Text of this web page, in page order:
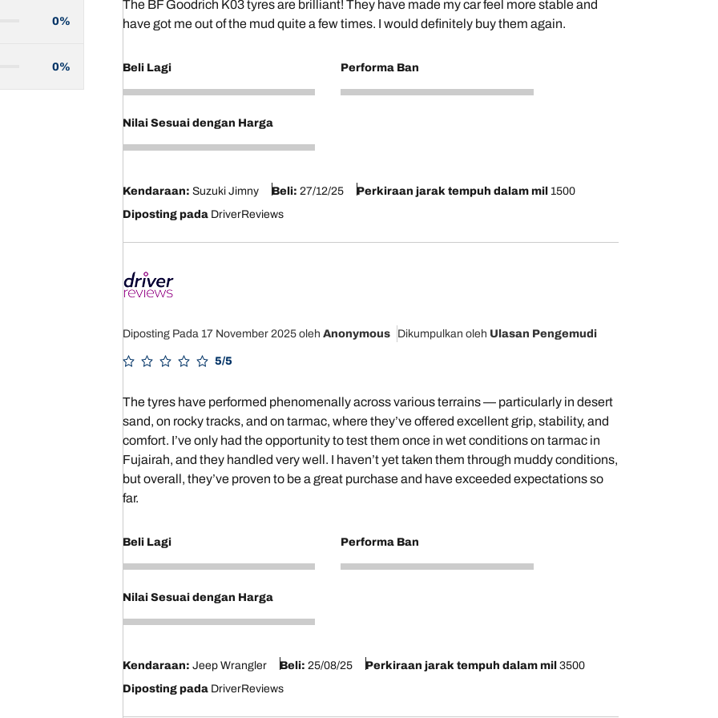
0%
0%
The BF Goodrich K03 tyres are brilliant! They have made my car feel more stable and
have got me out of the mud quite a few times. I would definitely buy them again.
Beli Lagi
5
Performa Ban
4
Nilai Sesuai dengan Harga
4
Kendaraan: Suzuki Jimny Beli: 27/12/25 Perkiraan jarak tempuh dalam mil 1500
Diposting padaDriverReviews
Diposting Pada 17 November 2025 oleh Anonymous Dikumpulkan oleh Ulasan Pengemudi
5/5
The tyres have performed phenomenally across various terrains — particularly in desert
sand, on rocky tracks, and on tarmac, where they’ve offered excellent grip, stability, and
comfort. I’ve only had the opportunity to test them once in wet conditions on tarmac in
Fujairah, and they handled very well. I haven’t yet taken them through muddy conditions,
but overall, they’ve proven to be a great purchase and have exceeded expectations so
far.
Beli Lagi
5
Performa Ban
5
Nilai Sesuai dengan Harga
5
Kendaraan: Jeep Wrangler Beli: 25/08/25 Perkiraan jarak tempuh dalam mil 3500
Diposting padaDriverReviews